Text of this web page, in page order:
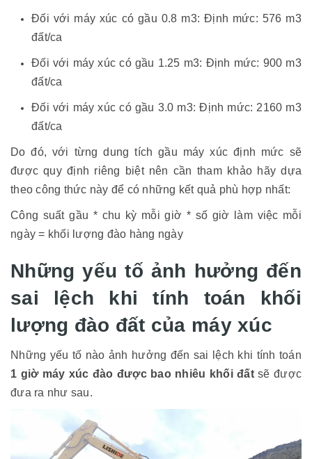
Đối với máy xúc có gầu 0.8 m3: Định mức: 576 m3
đất/ca
Đối với máy xúc có gầu 1.25 m3: Định mức: 900 m3
đất/ca
Đối với máy xúc có gầu 3.0 m3: Định mức: 2160 m3
đất/ca
Do đó, với từng dung tích gầu máy xúc định mức sẽ
được quy định riêng biệt nên cần tham khảo hãy dựa
theo công thức này để có những kết quả phù hợp nhất:
Công suất gầu * chu kỳ mỗi giờ * số giờ làm việc mỗi
ngày = khối lượng đào hàng ngày
Những yếu tố ảnh hưởng đến
sai lệch khi tính toán khối
lượng đào đất của máy xúc
Những yếu tố nào ảnh hưởng đến sai lệch khi tính toán
1 giờ máy xúc đào được bao nhiêu khối đấtsẽ được
đưa ra như sau.